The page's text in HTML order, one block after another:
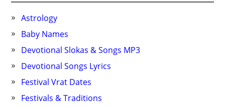
Astrology
Baby Names
Devotional Slokas & Songs MP3
Devotional Songs Lyrics
Festival Vrat Dates
Festivals & Traditions